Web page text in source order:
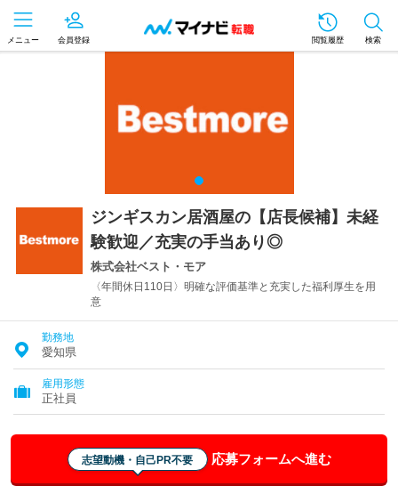
メニュー 会員登録 閲覧履歴 検索
ジンギスカン居酒屋の【店長候補】未経
験歓迎／充実の手当あり◎
株式会社ベスト・モア
〈年間休日110日〉明確な評価基準と充実した福利厚生を用
意
勤務地
愛知県
雇用形態
正社員
志望動機・自己PR不要 応募フォームへ進む